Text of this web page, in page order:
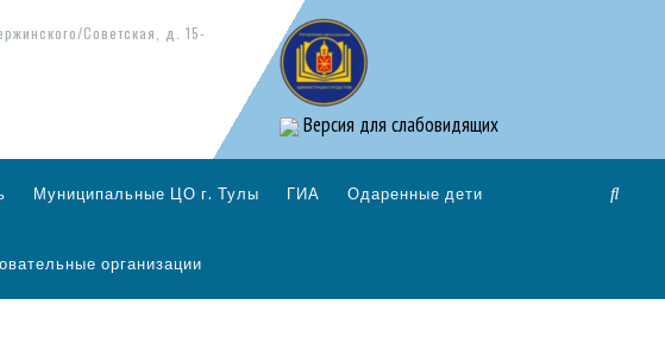
Советская, д. 15-
Версия для слабовидящих
Муниципальные ЦО г. Тулы ГИА Одаренные дети
организации